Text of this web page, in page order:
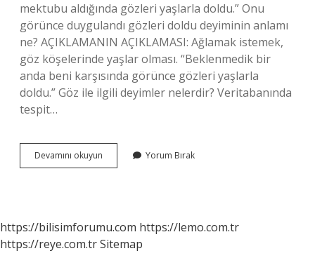
mektubu aldığında gözleri yaşlarla doldu.” Onu
görünce duygulandı gözleri doldu deyiminin anlamı
ne? AÇIKLAMANIN AÇIKLAMASI: Ağlamak istemek,
göz köşelerinde yaşlar olması. “Beklenmedik bir
anda beni karşısında görünce gözleri yaşlarla
doldu.” Göz ile ilgili deyimler nelerdir? Veritabanında
tespit…
Devamını okuyun
Görünce
Nedir
Yorum Bırak
https://bilisimforumu.com https://lemo.com.tr
https://reye.com.trSitemap